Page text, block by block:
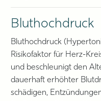
Bluthochdruck
Bluthochdruck
Risikofaktor für Herz-
und beschleunigt den
dauerhaft erhöhter
schädigen,